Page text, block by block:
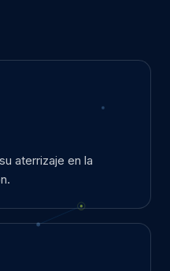
aterrizaje en la